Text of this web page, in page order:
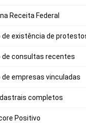
Receita Federal
de existência de
de consultas recentes
de empresas vinculadas
completos
Positivo